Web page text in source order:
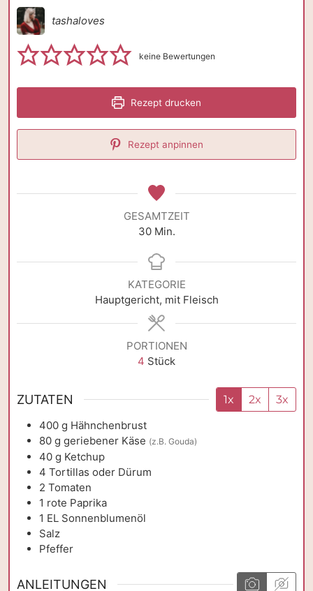
tashaloves
keine Bewertungen
Rezept drucken
Rezept anpinnen
GESAMTZEIT
30Minuten
Min.
KATEGORIE
Hauptgericht, mit Fleisch
PORTIONEN
4 Stück
ZUTATEN 1x 2x
3x
400 g Hähnchenbrust
80 g geriebener Käse (z.B. Gouda)
40 g Ketchup
4 Tortillas oder Dürum
2 Tomaten
1 rote Paprika
1 EL Sonnenblumenöl
Salz
Pfeffer
ANLEITUNGEN